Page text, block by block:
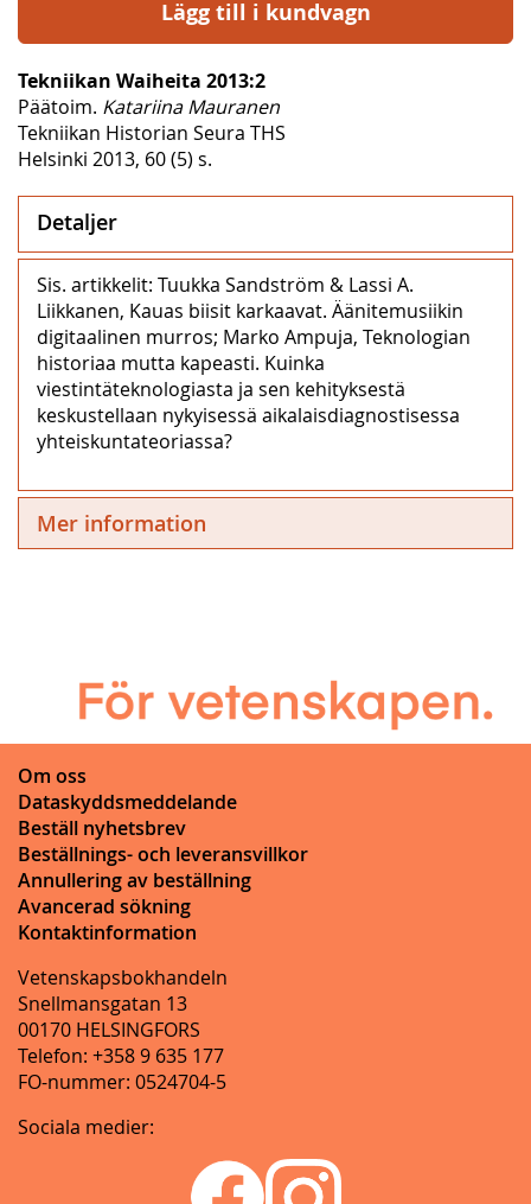
Lägg till i kundvagn
Tekniikan Waiheita 2013:2
Päätoim. Katariina Mauranen
Tekniikan Historian Seura THS
Helsinki 2013, 60 (5) s.
Detaljer
Sis. artikkelit: Tuukka Sandström & Lassi A.
Liikkanen, Kauas biisit karkaavat. Äänitemusiikin
digitaalinen murros; Marko Ampuja, Teknologian
historiaa mutta kapeasti. Kuinka
viestintäteknologiasta ja sen kehityksestä
keskustellaan nykyisessä aikalaisdiagnostisessa
yhteiskuntateoriassa?
Mer information
Om oss
Dataskyddsmeddelande
Beställ nyhetsbrev
Beställnings- och leveransvillkor
Annullering av beställning
Avancerad sökning
Kontaktinformation
Vetenskapsbokhandeln
Snellmansgatan 13
00170 HELSINGFORS
Telefon: +358 9 635 177
FO-nummer: 0524704-5
Sociala medier: